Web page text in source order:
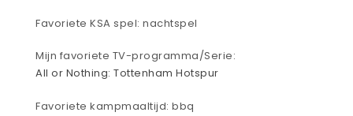
Favoriete KSA spel: nachtspel
Mijn favoriete TV-programma/Serie:
All or Nothing: Tottenham Hotspur
Favoriete kampmaaltijd: bbq